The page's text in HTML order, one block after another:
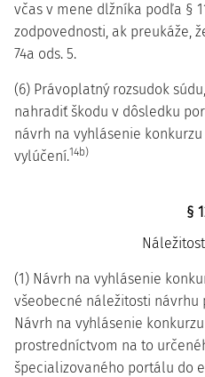
včas v mene dlžníka podľa §
zodpovednosti, ak preukáže,
74a ods. 5.
(6) Právoplatný rozsudok
nahradiť škodu v dôsledku
návrh na vyhlásenie
vylúčení.14b)
§
(1) Návrh na vyhlásenie
všeobecné náležitosti
Návrh na vyhlásenie
prostredníctvom na to
špecializovaného portálu do